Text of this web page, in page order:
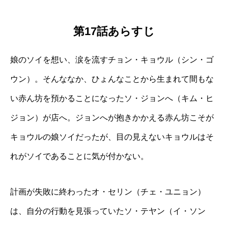
第17話あらすじ
娘のソイを想い、涙を流すチョン・キョウル（シン・ゴ
ウン）。そんななか、ひょんなことから生まれて間もな
い赤ん坊を預かることになったソ・ジョンへ（キム・ヒ
ジョン）が店へ。ジョンへが抱きかかえる赤ん坊こそが
キョウルの娘ソイだったが、目の見えないキョウルはそ
れがソイであることに気が付かない。
計画が失敗に終わったオ・セリン（チェ・ユニョン）
は、自分の行動を見張っていたソ・テヤン（イ・ソン